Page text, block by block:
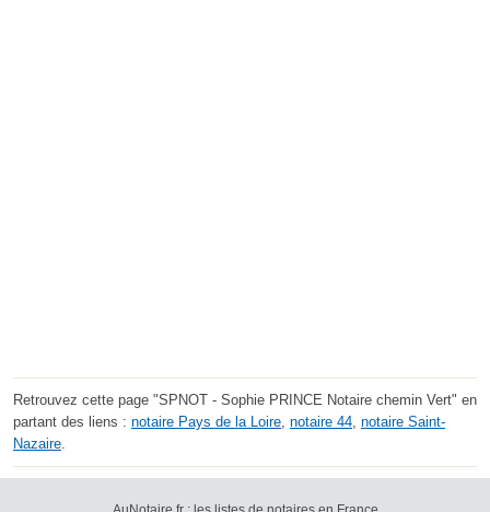
Retrouvez cette page "SPNOT - Sophie PRINCE Notaire chemin Vert" en
partant des liens : notaire Pays de la Loire notaire 44 notaire Saint-
Nazaire